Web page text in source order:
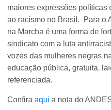
maiores expressões políticas
ao racismo no Brasil. Para o
na Marcha é uma forma de
sindicato com a luta
vozes das mulheres negras
educação pública, gratuita,
referenciada.
Confira aqui a nota do